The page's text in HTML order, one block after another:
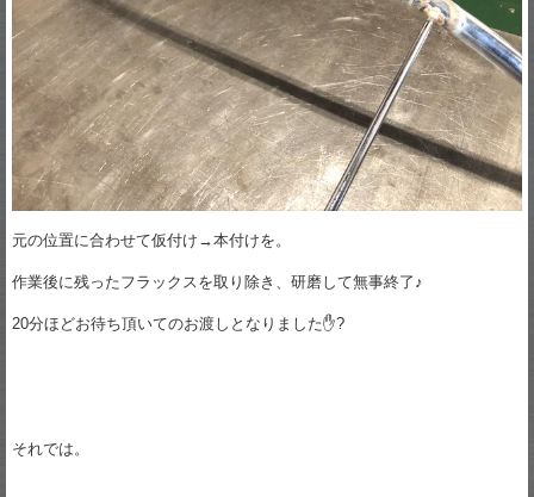
元の位置に合わせて仮付け→本付けを。
作業後に残ったフラックスを取り除き、研磨して無事終了♪
20分ほどお待ち頂いてのお渡しとなりました✋?
それでは。